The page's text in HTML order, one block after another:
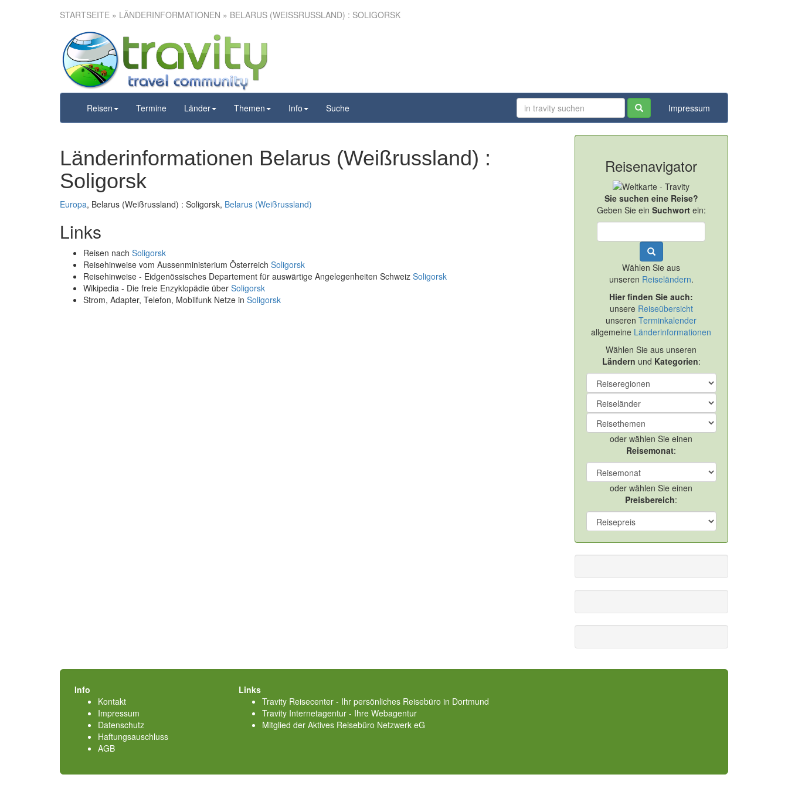
STARTSEITE » LÄNDERINFORMATIONEN » BELARUS (WEISSRUSSLAND) : SOLIGORSK
Reisen Termine Länder Themen Info Suche Impressum
Länderinformationen Belarus (Weißrussland) :
Soligorsk
Europa, Belarus (Weißrussland) : Soligorsk, Belarus (Weißrussland)
Links
Reisen nach Soligorsk
Reisehinweise vom Aussenministerium Österreich Soligorsk
Reisehinweise - Eidgenössisches Departement für auswärtige Angelegenheiten Schweiz Soligorsk
Wikipedia - Die freie Enzyklopädie über Soligorsk
Strom, Adapter, Telefon, Mobilfunk Netze in Soligorsk
Reisenavigator
Sie suchen eine Reise?
Geben Sie ein Suchwortein:
Wählen Sie aus
unseren Reiseländern.
Hier finden Sie auch:
unsere Reiseübersicht
unserenTerminkalender
allgemeine Länderinformationen
Wählen Sie aus unseren
Ländern und Kategorien:
oder wählen Sie einen
Reisemonat:
oder wählen Sie einen
Preisbereich:
Info
Kontakt
Impressum
Datenschutz
Haftungsauschluss
AGB
Links
Travity Reisecenter - Ihr persönliches Reisebüro in Dortmund
Travity Internetagentur - Ihre Webagentur
Mitglied der Aktives Reisebüro Netzwerk eG